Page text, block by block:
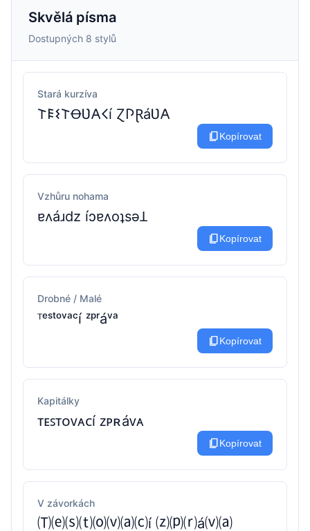
Skvělá písma
Dostupných 8 stylů
Stará kurzíva
𐌕𐌄𐌔𐌕ꝊƲ𐌀𐌂í Ɀ𐌐ⱤáƲ𐌀
content_copyKopírovat
Vzhůru nohama
ɐʌáɹdz íɔɐʌoʇsǝꞱ
content_copyKopírovat
Drobné / Malé
ᵀᵉˢᵗᵒᵛᵃᶜí ᶻᵖʳáᵛᵃ
content_copyKopírovat
Kapitálky
ᴛᴇꜱᴛᴏᴠᴀᴄí ᴢᴘʀáᴠᴀ
content_copyKopírovat
V závorkách
🄣⒠⒮⒯⒪⒱⒜⒞í ⒵⒫⒭á⒱⒜